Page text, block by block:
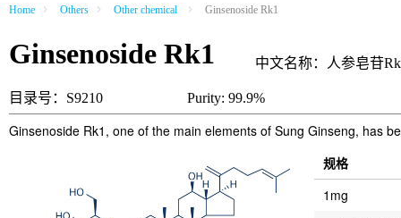
Home Others Other chemical Ginsenoside Rk1
Ginsenoside Rk1 中文名称：人参皂苷
目录号：S9210 Purity: 99.9%
Ginsenoside Rk1, one of the main elements of Sung Ginseng, has
规格
1mg